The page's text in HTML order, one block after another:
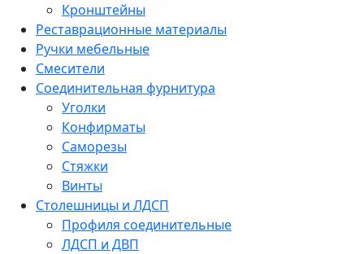
Кронштейны
Реставрационные материалы
Ручки мебельные
Смесители
Соединительная фурнитура
Уголки
Конфирматы
Саморезы
Стяжки
Винты
Столешницы и ЛДСП
Профиля соединительные
ЛДСП и ДВП